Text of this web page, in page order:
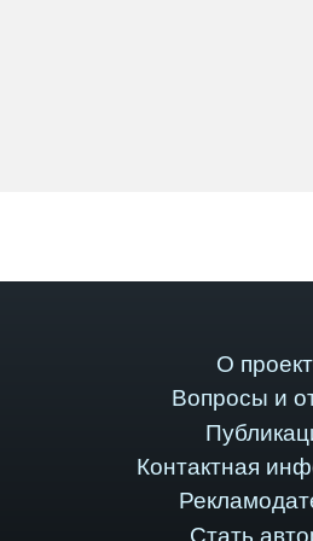
О
Вопросы и
Контактная
Стать